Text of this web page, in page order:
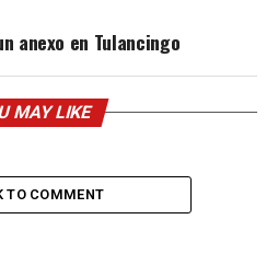
anexo en Tulancingo
MAY LIKE
TO COMMENT